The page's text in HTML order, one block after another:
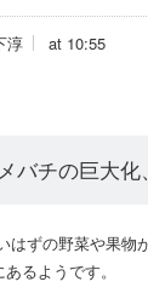
淳 at 10:55
バチの巨大化
はずの野菜や果物
るようです。